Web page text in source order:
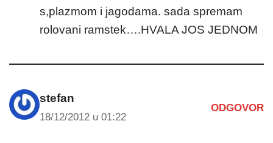
s,plazmom i jagodama. sada spremam
rolovani ramstek….HVALA JOS JEDNOM
stefan
18/12/2012 u 01:22
ODGOVOR